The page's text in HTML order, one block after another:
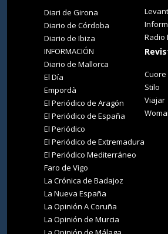
Diari de Girona
Diario de Córdoba
Diario de Ibiza
INFORMACIÓN
Diario de Mallorca
El Día
Empordà
El Periódico de Aragón
El Periódico de España
El Periódico
El Periódico de Extremadura
El Periódico Mediterráneo
Faro de Vigo
La Crónica de Badajoz
La Nueva España
La Opinión A Coruña
La Opinión de Murcia
Radio
Cuore
Stilo
Viajar